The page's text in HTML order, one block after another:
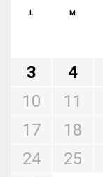
L M
3
4
10
11
17
18
24
25